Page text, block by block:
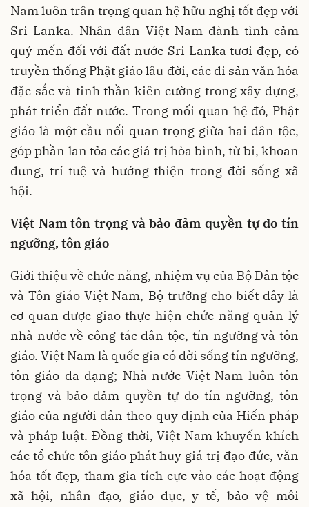
Nam luôn trân trọng quan hệ hữu nghị tốt đẹp với
Sri Lanka. Nhân dân Việt Nam dành tình cảm
quý mến đối với đất nước Sri Lanka tươi đẹp, có
truyền thống Phật giáo lâu đời, các di sản văn hóa
đặc sắc và tinh thần kiên cường trong xây dựng,
phát triển đất nước. Trong mối quan hệ đó, Phật
giáo là một cầu nối quan trọng giữa hai dân tộc,
góp phần lan tỏa các giá trị hòa bình, từ bi, khoan
dung, trí tuệ và hướng thiện trong đời sống xã
hội.
Việt Nam tôn trọng và bảo đảm quyền tự do tín
ngưỡng, tôn giáo
Giới thiệu về chức năng, nhiệm vụ của Bộ Dân tộc
và Tôn giáo Việt Nam, Bộ trưởng cho biết đây là
cơ quan được giao thực hiện chức năng quản lý
nhà nước về công tác dân tộc, tín ngưỡng và tôn
giáo. Việt Nam là quốc gia có đời sống tín ngưỡng,
tôn giáo đa dạng; Nhà nước Việt Nam luôn tôn
trọng và bảo đảm quyền tự do tín ngưỡng, tôn
giáo của người dân theo quy định của Hiến pháp
và pháp luật. Đồng thời, Việt Nam khuyến khích
các tổ chức tôn giáo phát huy giá trị đạo đức, văn
hóa tốt đẹp, tham gia tích cực vào các hoạt động
xã hội, nhân đạo, giáo dục, y tế, bảo vệ môi